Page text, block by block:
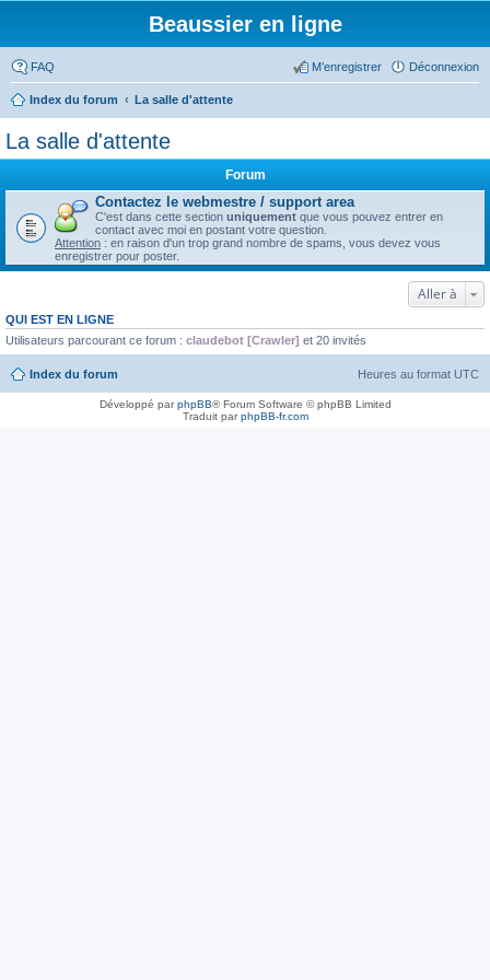
Beaussier en ligne
FAQ Déconnexion
M’enregistrer
Index du forum La salle d'attente
La salle d'attente
Forum
Contactez le webmestre / support area
C'est dans cette section uniquement que vous pouvez entrer en
contact avec moi en postant votre question.
Attention : en raison d'un trop grand nombre de spams, vous devez vous
enregistrer pour poster.
Aller à
QUI EST EN LIGNE
Utilisateurs parcourant ce forum : claudebot [Crawler] et 20 invités
Index du forum Heures au format UTC
Développé parphpBB® Forum Software © phpBB Limited
Traduit parphpBB-fr.com